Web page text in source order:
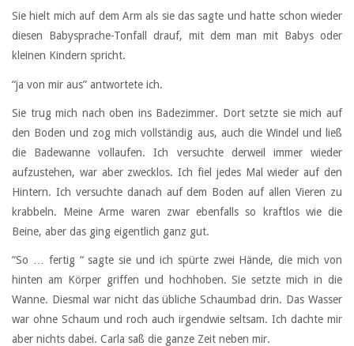
Sie hielt mich auf dem Arm als sie das sagte und hatte schon wieder
diesen Babysprache-Tonfall drauf, mit dem man mit Babys oder
kleinen Kindern spricht.
“ja von mir aus” antwortete ich.
Sie trug mich nach oben ins Badezimmer. Dort setzte sie mich auf
den Boden und zog mich vollständig aus, auch die Windel und ließ
die Badewanne vollaufen. Ich versuchte derweil immer wieder
aufzustehen, war aber zwecklos. Ich fiel jedes Mal wieder auf den
Hintern. Ich versuchte danach auf dem Boden auf allen Vieren zu
krabbeln. Meine Arme waren zwar ebenfalls so kraftlos wie die
Beine, aber das ging eigentlich ganz gut.
“So … fertig “ sagte sie und ich spürte zwei Hände, die mich von
hinten am Körper griffen und hochhoben. Sie setzte mich in die
Wanne. Diesmal war nicht das übliche Schaumbad drin. Das Wasser
war ohne Schaum und roch auch irgendwie seltsam. Ich dachte mir
aber nichts dabei. Carla saß die ganze Zeit neben mir.